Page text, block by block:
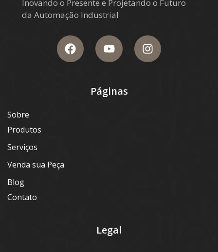
Inovando o Presente e Projetando o Futuro
da Automação Industrial
Páginas
Sobre
Produtos
Serviços
Venda sua Peça
Blog
Contato
Legal